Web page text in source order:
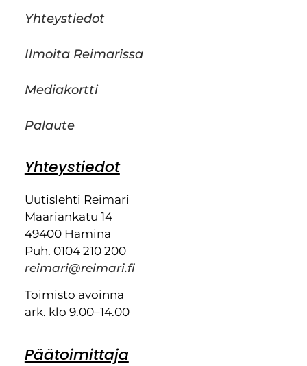
Yhteystiedot
Ilmoita Reimarissa
Mediakortti
Palaute
Yhteystiedot
Uutislehti Reimari
Maariankatu 14
49400 Hamina
Puh. 0104 210 200
reimari@reimari.fi
Toimisto avoinna
ark. klo 9.00–14.00
Päätoimittaja